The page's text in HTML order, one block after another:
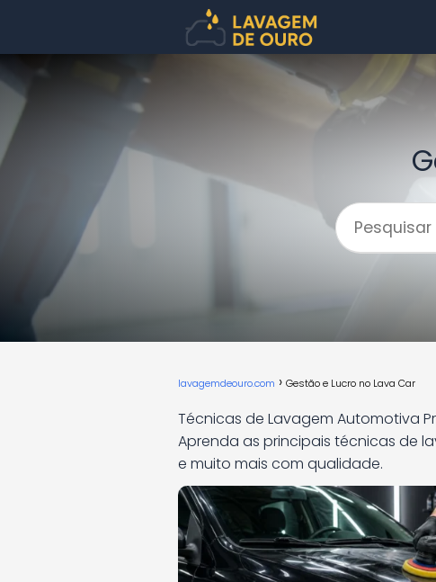
lavagemdeouro.com Gestão e Lucro no Lava Car
Técnicas de Lavagem Automotiva
Aprenda as principais técnicas de
e muito mais com qualidade.